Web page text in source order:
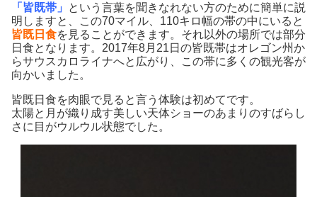
「皆既帯」
という言葉を聞きなれない方のために簡単に説
明しますと、この70マイル、110キロ幅の帯の中にいると
皆既日食を見ることができます。それ以外の場所では部分
日食となります。2017年8月21日の皆既帯はオレゴン州か
らサウスカロライナへと広がり、この帯に多くの観光客が
向かいました。
皆既日食を肉眼で見ると言う体験は初めてです。
太陽と月が織り成す美しい天体ショーのあまりのすばらし
さに目がウルウル状態でした。